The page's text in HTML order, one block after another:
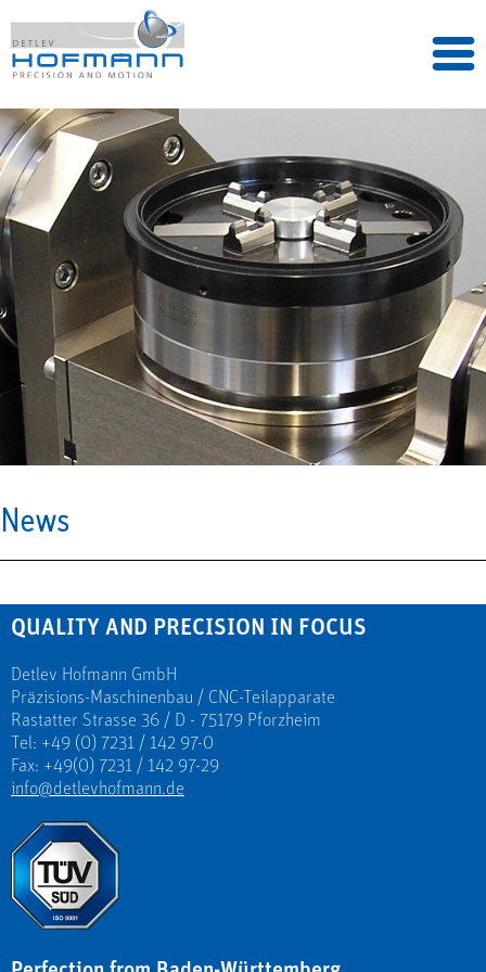
News
QUALITY AND PRECISION IN FOCUS
Detlev Hofmann GmbH
Präzisions-Maschinenbau / CNC-Teilapparate
Rastatter Strasse 36 / D - 75179 Pforzheim
Tel: +49 (0) 7231 / 142 97-0
Fax: +49(0) 7231 / 142 97-29
info@detlevhofmann.de